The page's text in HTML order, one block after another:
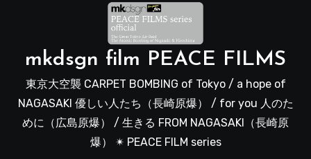
mkdsgn film PEACE FILMS
東京大空襲 CARPET BOMBING of Tokyo / a hope of
NAGASAKI 優しい人たち（長崎原爆） / for you 人のた
めに（広島原爆） / 生きる FROM NAGASAKI（長崎原
爆） ✴︎ PEACE FILM series